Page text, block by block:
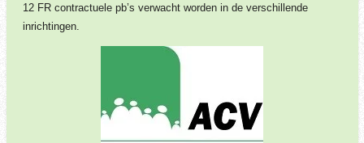
12 FR contractuele pb’s verwacht worden in de verschillende
inrichtingen.